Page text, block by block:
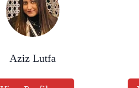
Aziz Lutfa